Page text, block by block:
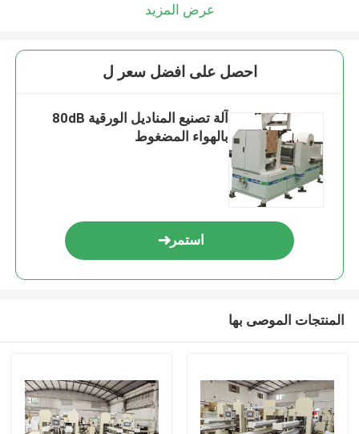
عرض المزيد
احصل على افضل سعر ل
آلة تصنيع المناديل الورقية 80dB
بالهواء المضغوط
استمر
المنتجات الموصى بها